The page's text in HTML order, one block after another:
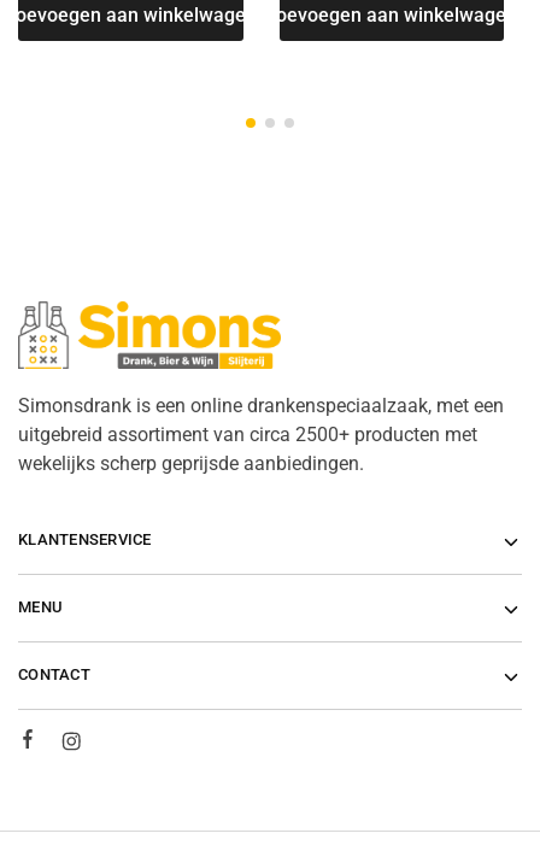
Toevoegen aan winkelwagen Toevoegen aan winkelwagen
Simonsdrank is een online drankenspeciaalzaak, met een
uitgebreid assortiment van circa 2500+ producten met
wekelijks scherp geprijsde aanbiedingen.
KLANTENSERVICE
MENU
CONTACT